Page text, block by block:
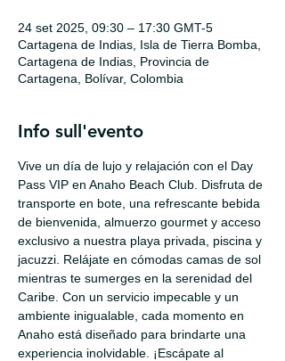
24 set 2025, 09:30 – 17:30 GMT-5
Cartagena de Indias, Isla de Tierra Bomba,
Cartagena de Indias, Provincia de
Cartagena, Bolívar, Colombia
Info sull'evento
Vive un día de lujo y relajación con el Day
Pass VIP en Anaho Beach Club. Disfruta de
transporte en bote, una refrescante bebida
de bienvenida, almuerzo gourmet y acceso
exclusivo a nuestra playa privada, piscina y
jacuzzi. Relájate en cómodas camas de sol
mientras te sumerges en la serenidad del
Caribe. Con un servicio impecable y un
ambiente inigualable, cada momento en
Anaho está diseñado para brindarte una
experiencia inolvidable. ¡Escápate al